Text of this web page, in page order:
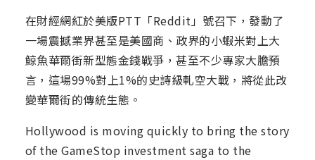
在財經網紅於美版PTT「Reddit」號召下，發動了
一場震撼業界甚至是美國商、政界的小蝦米對上大
鯨魚華爾街新型態金錢戰爭，甚至不少專家大膽預
言，這場99%對上1%的史詩級軋空大戰，將從此改
變華爾街的傳統生態。
Hollywood is moving quickly to bring the story
of the GameStop investment saga to the